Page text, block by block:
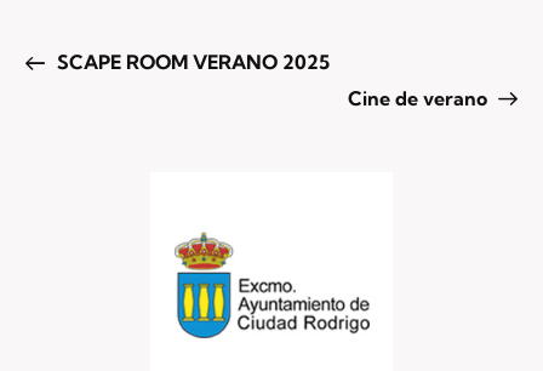
SCAPE ROOM VERANO 2025
Cine de verano